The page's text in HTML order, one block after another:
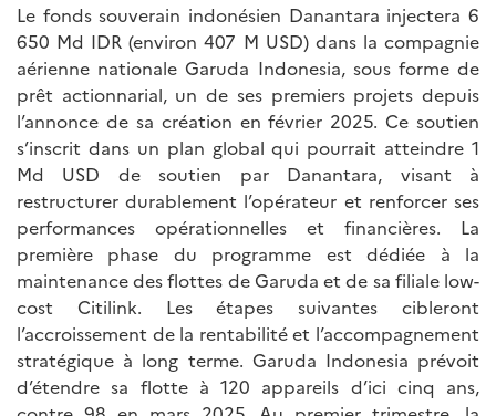
Le fonds souverain indonésien Danantara injectera 6
650 Md IDR (environ 407 M USD) dans la compagnie
aérienne nationale Garuda Indonesia, sous forme de
prêt actionnarial, un de ses premiers projets depuis
l’annonce de sa création en février 2025. Ce soutien
s’inscrit dans un plan global qui pourrait atteindre 1
Md USD de soutien par Danantara, visant à
restructurer durablement l’opérateur et renforcer ses
performances opérationnelles et financières. La
première phase du programme est dédiée à la
maintenance des flottes de Garuda et de sa filiale low-
cost Citilink. Les étapes suivantes cibleront
l’accroissement de la rentabilité et l’accompagnement
stratégique à long terme. Garuda Indonesia prévoit
d’étendre sa flotte à 120 appareils d’ici cinq ans,